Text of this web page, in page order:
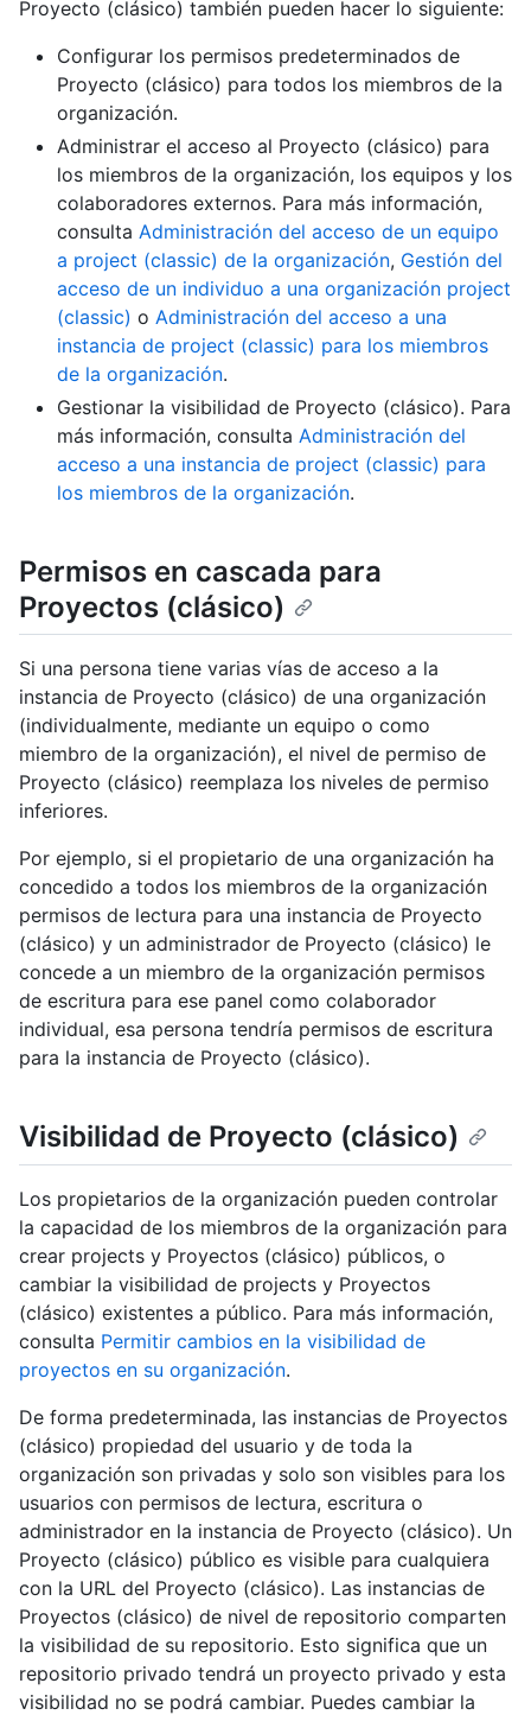
Proyecto (clásico) también pueden hacer lo siguiente:
Configurar los permisos predeterminados de
Proyecto (clásico) para todos los miembros de la
organización.
Administrar el acceso al Proyecto (clásico) para
los miembros de la organización, los equipos y los
colaboradores externos. Para más información,
consulta Administración del acceso de un equipo
a project (classic) de la organización, Gestión del
acceso de un individuo a una organización project
(classic) o Administración del acceso a una
instancia de project (classic) para los miembros
de la organización.
Gestionar la visibilidad de Proyecto (clásico). Para
más información, consulta Administración del
acceso a una instancia de project (classic) para
los miembros de la organización.
Permisos en cascada para
Proyectos (clásico)
Si una persona tiene varias vías de acceso a la
instancia de Proyecto (clásico) de una organización
(individualmente, mediante un equipo o como
miembro de la organización), el nivel de permiso de
Proyecto (clásico) reemplaza los niveles de permiso
inferiores.
Por ejemplo, si el propietario de una organización ha
concedido a todos los miembros de la organización
permisos de lectura para una instancia de Proyecto
(clásico) y un administrador de Proyecto (clásico) le
concede a un miembro de la organización permisos
de escritura para ese panel como colaborador
individual, esa persona tendría permisos de escritura
para la instancia de Proyecto (clásico).
Visibilidad de Proyecto (clásico)
Los propietarios de la organización pueden controlar
la capacidad de los miembros de la organización para
crear projects y Proyectos (clásico) públicos, o
cambiar la visibilidad de projects y Proyectos
(clásico) existentes a público. Para más información,
consulta Permitir cambios en la visibilidad de
proyectos en su organización.
De forma predeterminada, las instancias de Proyectos
(clásico) propiedad del usuario y de toda la
organización son privadas y solo son visibles para los
usuarios con permisos de lectura, escritura o
administrador en la instancia de Proyecto (clásico). Un
Proyecto (clásico) público es visible para cualquiera
con la URL del Proyecto (clásico). Las instancias de
Proyectos (clásico) de nivel de repositorio comparten
la visibilidad de su repositorio. Esto significa que un
repositorio privado tendrá un proyecto privado y esta
visibilidad no se podrá cambiar. Puedes cambiar la